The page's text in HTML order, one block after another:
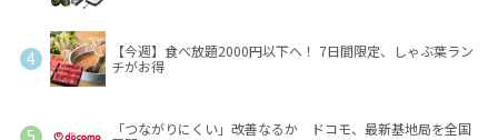
【今週】食べ放題2000円以下へ！ 7日間限定、しゃぶ葉ラン
チがお得
「つながりにくい」改善なるか ドコモ、最新基地局を全国